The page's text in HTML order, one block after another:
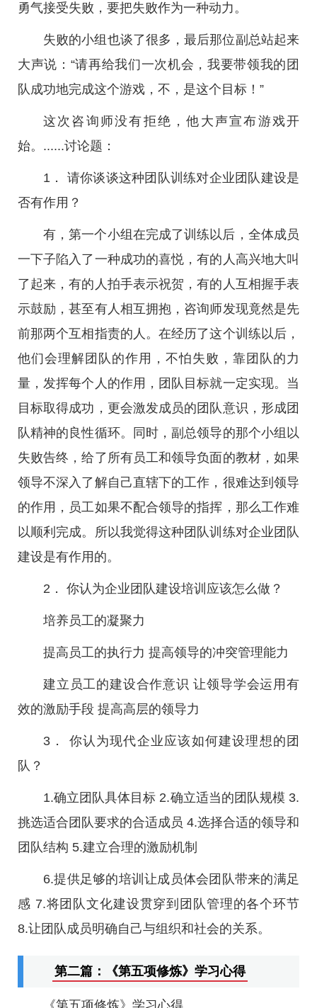
勇气接受失败，要把失败作为一种动力。
失败的小组也谈了很多，最后那位副总站起来
大声说：“请再给我们一次机会，我要带领我的团
队成功地完成这个游戏，不，是这个目标！”
这次咨询师没有拒绝，他大声宣布游戏开
始。......讨论题：
1． 请你谈谈这种团队训练对企业团队建设是
否有作用？
有，第一个小组在完成了训练以后，全体成员
一下子陷入了一种成功的喜悦，有的人高兴地大叫
了起来，有的人拍手表示祝贺，有的人互相握手表
示鼓励，甚至有人相互拥抱，咨询师发现竟然是先
前那两个互相指责的人。在经历了这个训练以后，
他们会理解团队的作用，不怕失败，靠团队的力
量，发挥每个人的作用，团队目标就一定实现。当
目标取得成功，更会激发成员的团队意识，形成团
队精神的良性循环。同时，副总领导的那个小组以
失败告终，给了所有员工和领导负面的教材，如果
领导不深入了解自己直辖下的工作，很难达到领导
的作用，员工如果不配合领导的指挥，那么工作难
以顺利完成。所以我觉得这种团队训练对企业团队
建设是有作用的。
2． 你认为企业团队建设培训应该怎么做？
培养员工的凝聚力
提高员工的执行力 提高领导的冲突管理能力
建立员工的建设合作意识 让领导学会运用有
效的激励手段 提高高层的领导力
3． 你认为现代企业应该如何建设理想的团
队？
1.确立团队具体目标 2.确立适当的团队规模 3.
挑选适合团队要求的合适成员 4.选择合适的领导和
团队结构 5.建立合理的激励机制
6.提供足够的培训让成员体会团队带来的满足
感 7.将团队文化建设贯穿到团队管理的各个环节
8.让团队成员明确自己与组织和社会的关系。
第二篇：《第五项修炼》学习心得
《第五项修炼》学习心得